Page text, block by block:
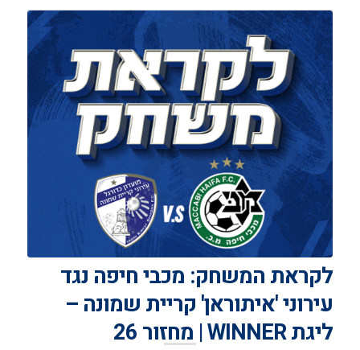
לקראת המשחק: מכבי חיפה נגד
עירוני 'איתוראן' קריית שמונה –
ליגת WINNER | מחזור 26